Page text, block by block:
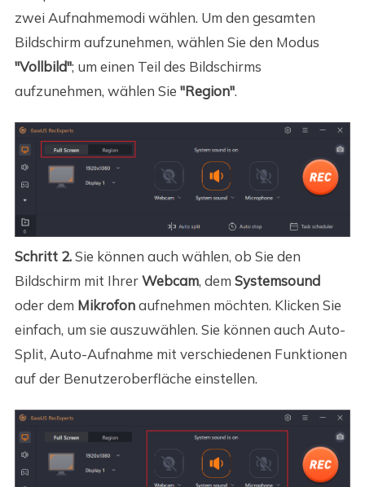
zwei Aufnahmemodi wählen. Um den gesamten
Bildschirm aufzunehmen, wählen Sie den Modus
"Vollbild"; um einen Teil des Bildschirms
aufzunehmen, wählen Sie "Region".
Schritt 2.Sie können auch wählen, ob Sie den
Bildschirm mit IhrerWebcam, dem Systemsound
oder dem Mikrofonaufnehmen möchten. Klicken Sie
einfach, um sie auszuwählen. Sie können auch Auto-
Split, Auto-Aufnahme mit verschiedenen Funktionen
auf der Benutzeroberfläche einstellen.